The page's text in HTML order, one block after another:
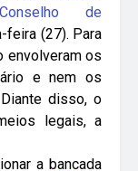
de
feira (27). Para
envolveram os
e nem os
disso, o
legais, a
a bancada